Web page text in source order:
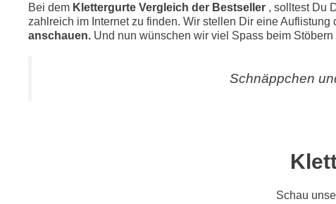
Bei dem Klettergurte Vergleich der Bestseller , solltest Du
zahlreich im Internet zu finden. Wir stellen Dir eine
anschauen. Und nun wünschen wir viel Spass beim
Schnäppchen
Schau